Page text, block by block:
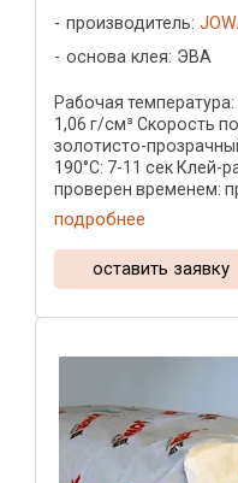
производитель:
основа клея: ЭВА
Рабочая
1,06 г/см³ Скорость
золотисто-
190°C: 7-11 сек Клей-
проверен временем:
более двух ...
подробнее
оставить заявку